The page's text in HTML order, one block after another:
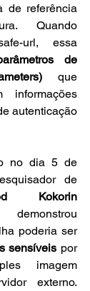
de referência
Quando
url, essa
de
que
informações
autenticação
no dia 5 de
de
Kokorin
poderia ser
sensíveis por
imagem
externo.